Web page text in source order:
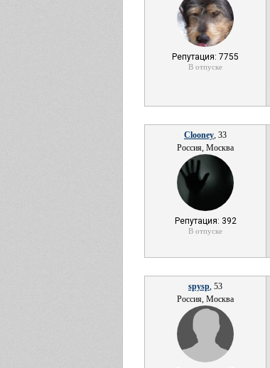
Репутация: 7755
В отпуске
Clooney, 33
Россия, Москва
Репутация: 392
В отпуске
spysp, 53
Россия, Москва